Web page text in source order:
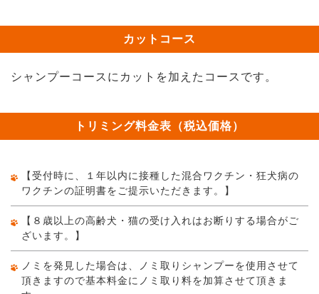
カットコース
シャンプーコースにカットを加えたコースです。
トリミング料金表（税込価格）
【受付時に、１年以内に接種した混合ワクチン・狂犬病の
ワクチンの証明書をご提示いただきます。】
【８歳以上の高齢犬・猫の受け入れはお断りする場合がご
ざいます。】
ノミを発見した場合は、ノミ取りシャンプーを使用させて
頂きますので基本料金にノミ取り料を加算させて頂きま